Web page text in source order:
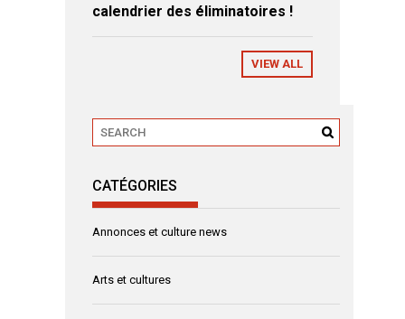
calendrier des éliminatoires !
VIEW ALL
CATÉGORIES
Annonces et culture news
Arts et cultures